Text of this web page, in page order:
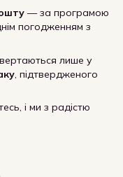
— за програмою
погодженням з
лише у
, підтвердженого
і ми з радістю